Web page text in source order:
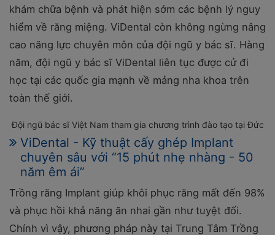
khám chữa bệnh và phát hiện sớm các bệnh lý nguy
hiểm về răng miệng. ViDental còn không ngừng nâng
cao năng lực chuyên môn của đội ngũ y bác sĩ. Hàng
năm, đội ngũ y bác sĩ ViDental liên tục được cử đi
học tại các quốc gia mạnh về mảng nha khoa trên
toàn thế giới.
Đội ngũ bác sĩ Việt Nam tham gia chương trình đào tạo tại Đức
ViDental - Kỹ thuật cấy ghép Implant
chuyên sâu với “15 phút nhẹ nhàng - 50
năm êm ái”
Trồng răng Implant giúp khôi phục răng mất đến 98%
và phục hồi khả năng ăn nhai gần như tuyệt đối.
Chính vì vậy, phương pháp này tại Trung Tâm Trồng